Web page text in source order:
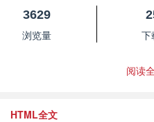
3629
浏览量
下
阅读
HTML全文